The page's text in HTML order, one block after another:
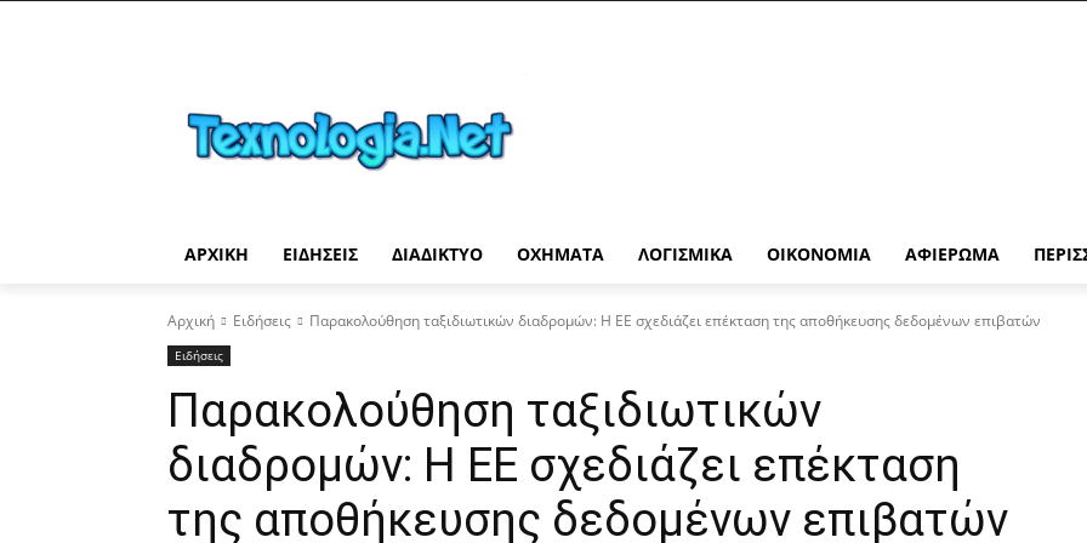
ΑΡΧΙΚΉ ΕΙΔΉΣΕΙΣ ΔΙΑΔΊΚΤΥΟ ΟΧΉΜΑΤΑ ΛΟΓΙΣΜΙΚΆ ΟΙΚΟΝΟΜΊΑ ΑΦΙΈΡΩΜΑ
Αρχική Ειδήσεις Παρακολούθηση ταξιδιωτικών διαδρομών: Η ΕΕ σχεδιάζει επέκταση της αποθήκευσης δεδομένων επιβατών
Ειδήσεις
Παρακολούθηση ταξιδιωτικών
διαδρομών: Η ΕΕ σχεδιάζει επέκταση
της αποθήκευσης δεδομένων επιβατών